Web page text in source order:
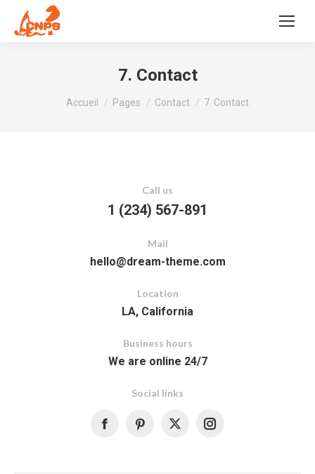
7. Contact
Vous êtes ici :
Accueil Pages Contact 7. Contact
Call us
1 (234) 567-891
Mail
hello@dream-theme.com
Location
LA, California
Business hours
We are online 24/7
Social links
Facebook